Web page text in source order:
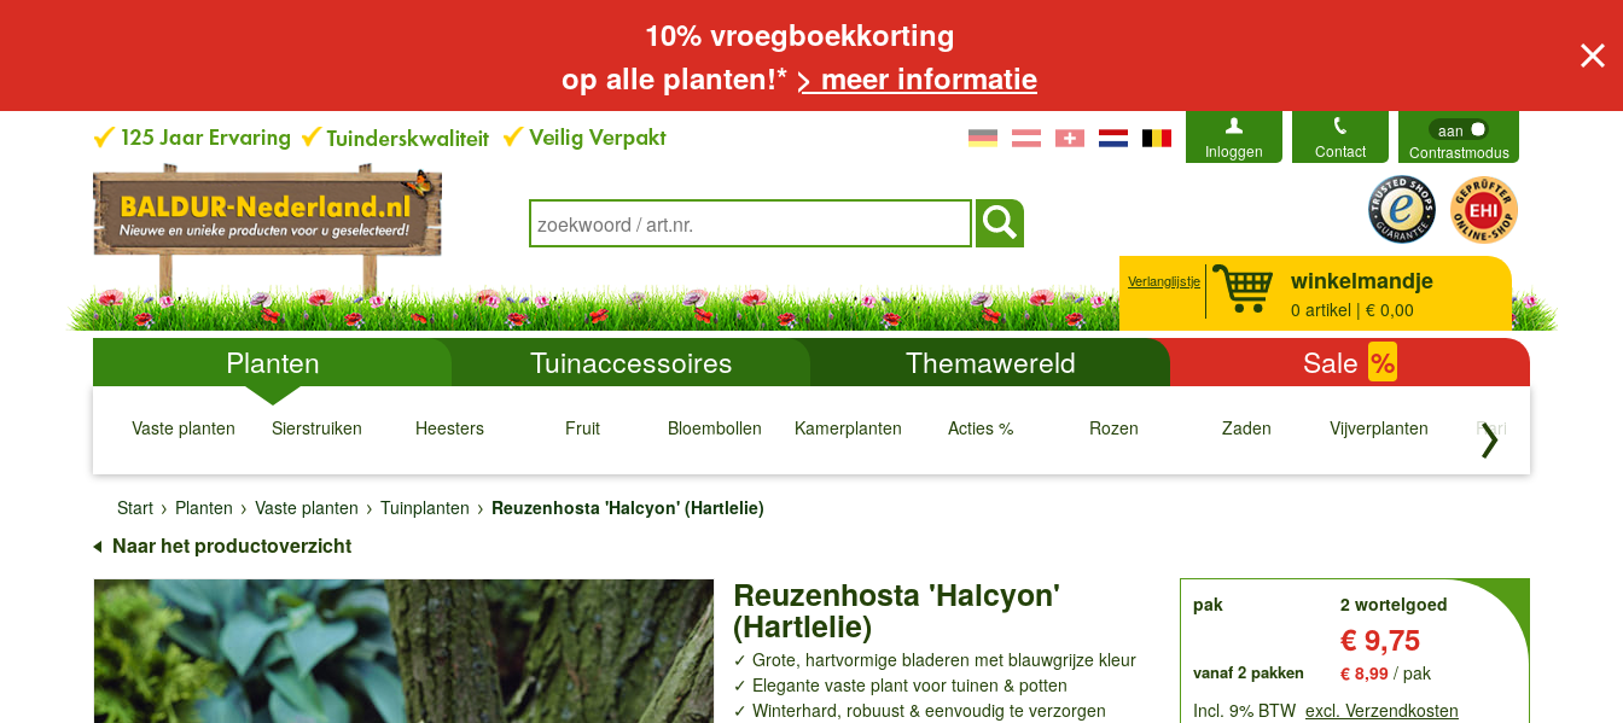
10% vroegboekkorting
op alle planten!* > meer informatie
Inloggen Contact
aan
Contrastmodus
Verlanglijstje winkelmandje
0 artikel | € 0,00
Planten Tuinaccessoires Themawereld Sale %
Vaste planten
↓
Sierstruiken
↓
Heesters
↓
Fruit
↓
Bloembollen
↓
Kamerplanten
↓
Acties %
↓
Rozen
↓
Zaden
↓
Vijverplanten
↓
Rariteiten
↓
Start
Planten Vaste planten Tuinplanten Reuzenhosta 'Halcyon' (Hartlelie)
Naar het productoverzicht
Reuzenhosta 'Halcyon'
(Hartlelie)
✓ Grote, hartvormige bladeren met blauwgrijze kleur
✓ Elegante vaste plant voor tuinen & potten
✓ Winterhard, robuust & eenvoudig te verzorgen
order
pak
2 wortelgoed
€ 9,75
vanaf 2 pakken € 8,99 / pak
Incl. 9% BTW excl. Verzendkosten